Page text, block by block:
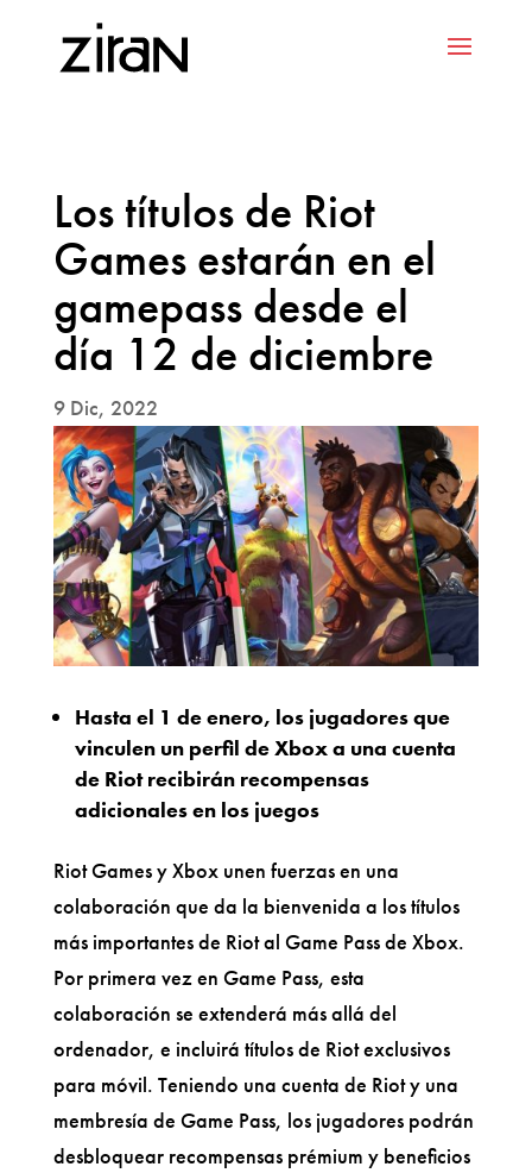
Los títulos de Riot
Games estarán en el
gamepass desde el
día 12 de diciembre
9 Dic, 2022
Hasta el 1 de enero, los jugadores que
vinculen un perfil de Xbox a una cuenta
de Riot recibirán recompensas
adicionales en los juegos
Riot Games y Xbox unen fuerzas en una
colaboración que da la bienvenida a los títulos
más importantes de Riot al Game Pass de Xbox.
Por primera vez en Game Pass, esta
colaboración se extenderá más allá del
ordenador, e incluirá títulos de Riot exclusivos
para móvil. Teniendo una cuenta de Riot y una
membresía de Game Pass, los jugadores podrán
desbloquear recompensas prémium y beneficios